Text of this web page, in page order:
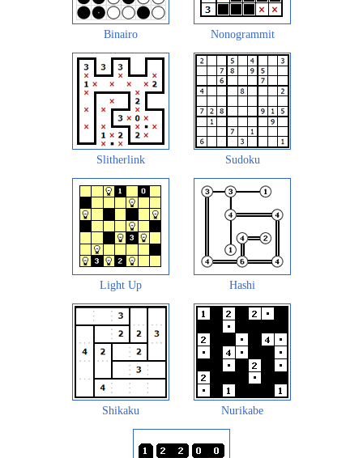
Binairo Nonogrammit
Slitherlink Sudoku
Light Up Hashi
Shikaku Nurikabe